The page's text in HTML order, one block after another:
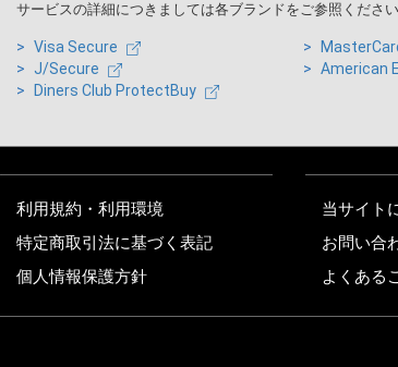
サービスの詳細につきましては各ブランドをご参照ください
Visa Secure
J/Secure
American
Diners Club ProtectBuy
利用規約・利用環境
特定商取引法に基づく表記
個人情報保護方針
当サイト
お問い合
よくある